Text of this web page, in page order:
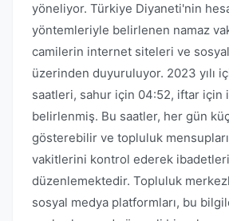
yöneliyor. Türkiye Diyaneti'nin
yöntemleriyle belirlenen namaz
camilerin internet siteleri ve
üzerinden duyuruluyor. 2023 yılı
saatleri, sahur için 04:52, iftar için
belirlenmiş. Bu saatler, her gün
gösterebilir ve topluluk
vakitlerini kontrol ederek
düzenlemektedir. Topluluk
sosyal medya platformları, bu